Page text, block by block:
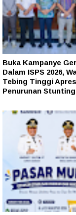
Buka Kampanye
Dalam ISPS 2026,
Tebing Tinggi
Penurunan Stunting